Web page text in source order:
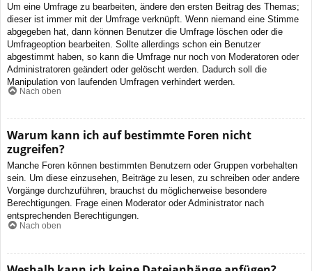
Um eine Umfrage zu bearbeiten, ändere den ersten Beitrag des Themas;
dieser ist immer mit der Umfrage verknüpft. Wenn niemand eine Stimme
abgegeben hat, dann können Benutzer die Umfrage löschen oder die
Umfrageoption bearbeiten. Sollte allerdings schon ein Benutzer
abgestimmt haben, so kann die Umfrage nur noch von Moderatoren oder
Administratoren geändert oder gelöscht werden. Dadurch soll die
Manipulation von laufenden Umfragen verhindert werden.
Nach oben
Warum kann ich auf bestimmte Foren nicht
zugreifen?
Manche Foren können bestimmten Benutzern oder Gruppen vorbehalten
sein. Um diese einzusehen, Beiträge zu lesen, zu schreiben oder andere
Vorgänge durchzuführen, brauchst du möglicherweise besondere
Berechtigungen. Frage einen Moderator oder Administrator nach
entsprechenden Berechtigungen.
Nach oben